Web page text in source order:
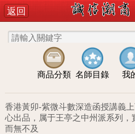
返回
商品分類 名師目錄 我
香港黃卯-紫微斗數深造函授講義
心出品，属于王亭之中州派系列，
而無不及